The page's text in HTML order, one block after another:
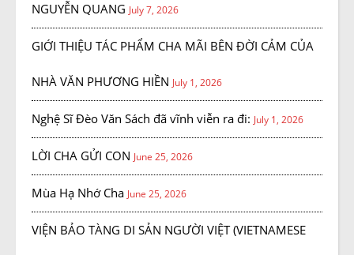
NGUYỄN QUANG July 7, 2026
GIỚI THIỆU TÁC PHẨM CHA MÃI BÊN ĐỜI CẢM CỦA
NHÀ VĂN PHƯƠNG HIỀN July 1, 2026
Nghệ Sĩ Đèo Văn Sách đã vĩnh viễn ra đi: July 1, 2026
LỜI CHA GỬI CON June 25, 2026
Mùa Hạ Nhớ Cha June 25, 2026
VIỆN BẢO TÀNG DI SẢN NGƯỜI VIỆT (VIETNAMESE